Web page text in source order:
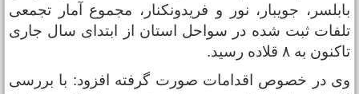
جویبار، نور و فریدونکنار، مجموع آمار تجمعی
ثبت شده در سواحل استان از ابتدای سال جاری
به ۸ قلاده رسید.
در خصوص اقدامات صورت گرفته افزود: با بررسی